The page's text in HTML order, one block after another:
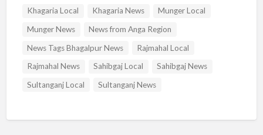
Khagaria Local
Khagaria News
Munger Local
Munger News
News from Anga Region
News Tags Bhagalpur News
Rajmahal Local
Rajmahal News
Sahibgaj Local
Sahibgaj News
Sultanganj Local
Sultanganj News